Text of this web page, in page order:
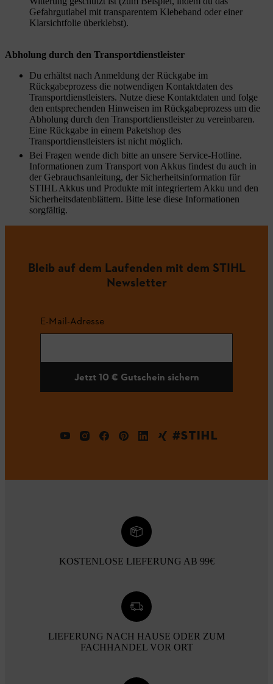
Gefahrgutlabel mit transparentem Klebeband oder einer
Klarsichtfolie überklebst).
Abholung durch den Transportdienstleister
Du erhältst nach Anmeldung der Rückgabe im
Rückgabeprozess die notwendigen Kontaktdaten des
Transportdienstleisters. Nutze diese Kontaktdaten und folge
den entsprechenden Hinweisen im Rückgabeprozess um die
Abholung durch den Transportdienstleister zu vereinbaren.
Eine Rückgabe in einem Paketshop des
Transportdienstleisters ist nicht möglich.
Bei Fragen wende dich bitte an unsere Service-Hotline.
Informationen zum Transport von Akkus findest du auch in
der Gebrauchsanleitung, der Sicherheitsinformation für
STIHL Akkus und Produkte mit integriertem Akku und den
Sicherheitsdatenblättern. Bitte lese diese Informationen
sorgfältig.
Bleib auf dem Laufenden mit dem STIHL
Newsletter
E-Mail-Adresse
Jetzt 10 € Gutschein sichern
#STIHL
KOSTENLOSE LIEFERUNG AB 99€
LIEFERUNG NACH HAUSE ODER ZUM
FACHHANDEL VOR ORT